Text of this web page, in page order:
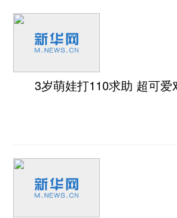
3岁萌娃打110求助 超可爱